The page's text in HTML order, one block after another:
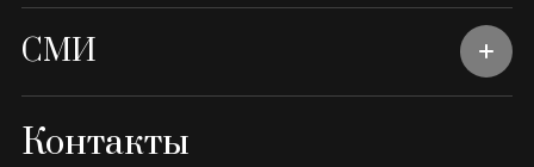
СМИ
Контакты